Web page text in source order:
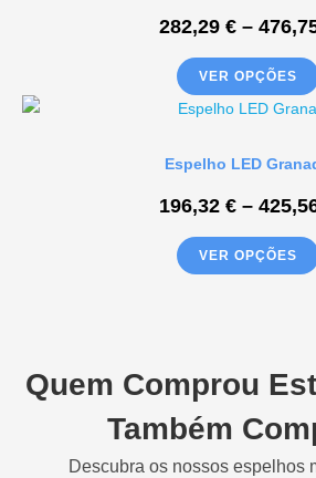
282,29 € –
VER OPÇÕES
Espelho LED
196,32 € –
VER OPÇÕES
Quem Comprou
Também
Descubra os nossos espelhos